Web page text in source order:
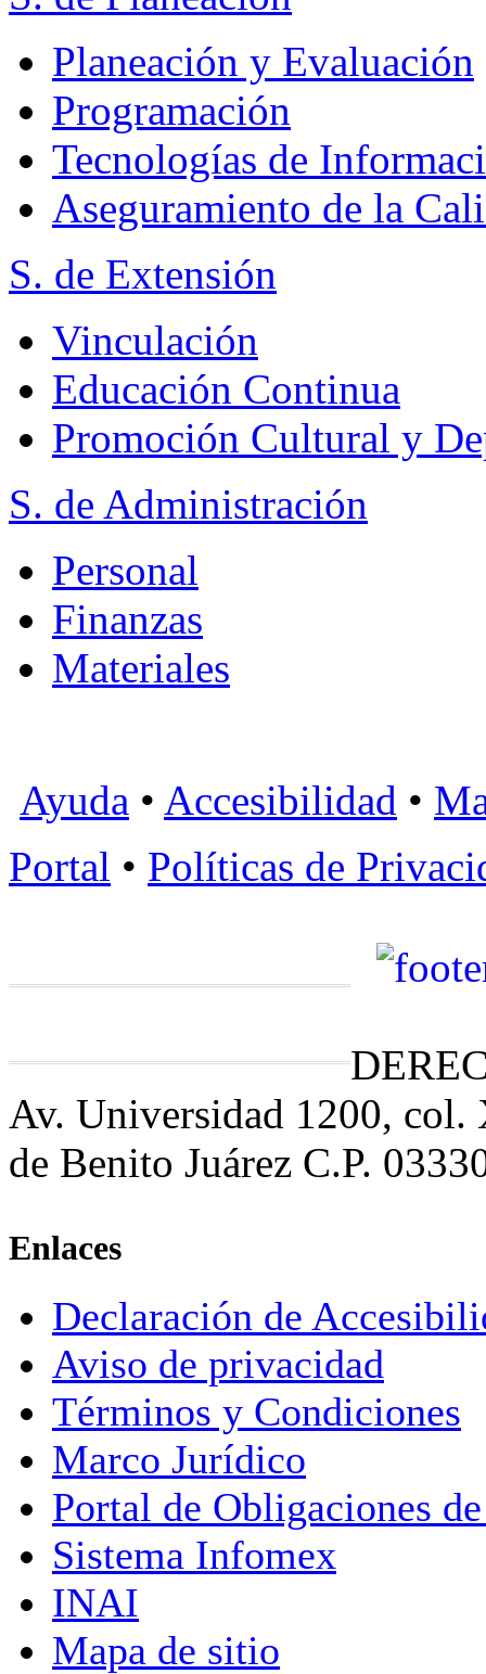
Planeación y Evaluación
Programación
Tecnologías de
Aseguramiento de la
S. de Extensión
Vinculación
Educación Continua
Promoción Cultural y
S. de Administración
Personal
Finanzas
Materiales
Ayuda • Accesibilidad •
Portal • Políticas de
Av. Universidad 1200,
de Benito Juárez C.P.
Enlaces
Declaración de
Aviso de privacidad
Términos y Condiciones
Marco Jurídico
Portal de Obligaciones
Sistema Infomex
INAI
Mapa de sitio